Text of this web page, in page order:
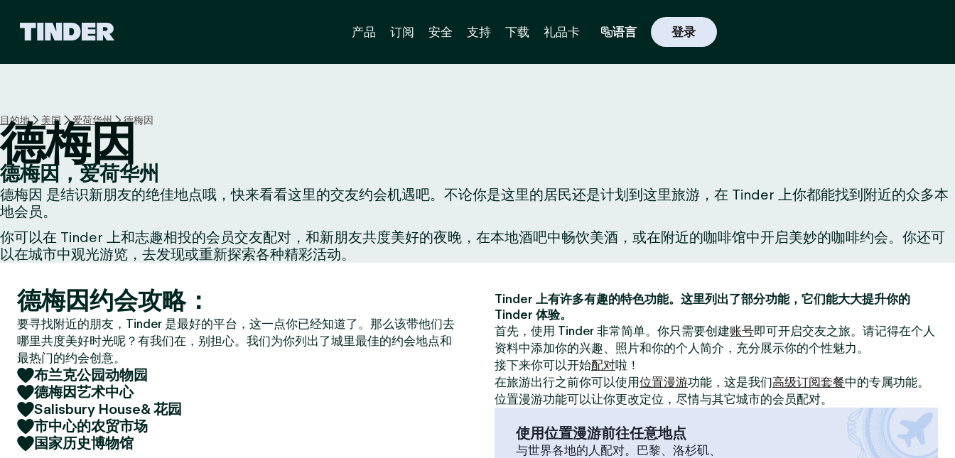
首
页
产品 订阅 安全 支持 下载 礼品卡 语言 登录
目的地 美国 爱荷华州 德梅因
德梅因
德梅因，爱荷华州
德梅因 是结识新朋友的绝佳地点哦，快来看看这里的交友约会机遇吧。不论你是这里的居民还是计划到这里旅游，在 Tinder 上你都能找到附近的众多本
地会员。
你可以在 Tinder 上和志趣相投的会员交友配对，和新朋友共度美好的夜晚，在本地酒吧中畅饮美酒，或在附近的咖啡馆中开启美妙的咖啡约会。你还可
以在城市中观光游览，去发现或重新探索各种精彩活动。
德梅因约会攻略：
要寻找附近的朋友，Tinder 是最好的平台，这一点你已经知道了。那么该带他们去
哪里共度美好时光呢？有我们在，别担心。我们为你列出了城里最佳的约会地点和
最热门的约会创意。
布兰克公园动物园
德梅因艺术中心
Salisbury House& 花园
市中心的农贸市场
国家历史博物馆
Tinder 上有许多有趣的特色功能。这里列出了部分功能，它们能大大提升你的
Tinder 体验。
首先，使用 Tinder 非常简单。你只需要创建账号即可开启交友之旅。请记得在个人
资料中添加你的兴趣、照片和你的个人简介，充分展示你的个性魅力。
接下来你可以开始配对啦！
在旅游出行之前你可以使用位置漫游功能，这是我们高级订阅套餐中的专属功能。
位置漫游功能可以让你更改定位，尽情与其它城市的会员配对。
使用位置漫游前往任意地点
与世界各地的人配对。巴黎、洛杉矶、